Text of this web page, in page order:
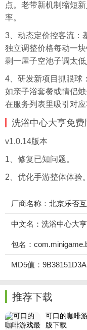
点。老带新机制缩短
率。
3、动态定价控客流：
独立调整价格每动一
剩一屋子空池子调太
4、研发新项目抓眼球
如亲子浴套餐或情侣
在服务列表里吸引对应
洗浴中心大亨免
v1.0.14版本
1、修复已知问题。
2、优化手游整体体验。
厂商名称：北京乐否
中文名：洗浴中心大
包名：
MD5值：
推荐下载
可口的咖啡
版下载